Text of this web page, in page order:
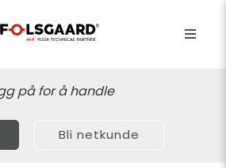
på for å handle
Bli netkunde